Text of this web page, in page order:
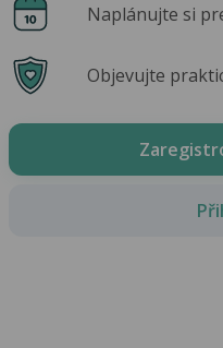
Naplánujte si
Objevujte